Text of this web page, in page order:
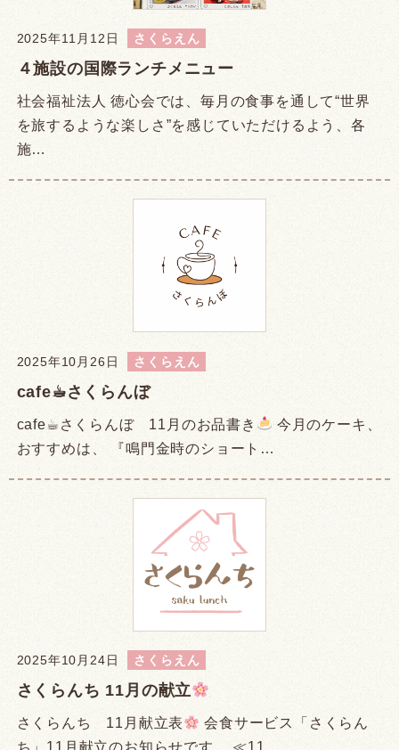
2025年11月12日 さくらえん
４施設の国際ランチメニュー
社会福祉法人 徳心会では、毎月の食事を通して“世界
を旅するような楽しさ”を感じていただけるよう、各
施…
2025年10月26日 さくらえん
cafe☕︎さくらんぼ
cafe☕︎さくらんぼ 11月のお品書き
今月のケーキ、
おすすめは、 『鳴門金時のショート…
2025年10月24日 さくらえん
さくらんち 11月の献立
さくらんち 11月献立表
会食サービス「さくらん
ち」11月献立のお知らせです。 ≪11…